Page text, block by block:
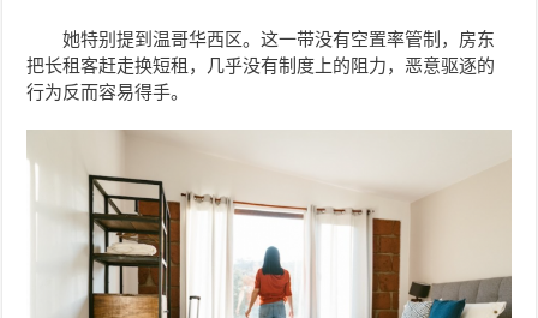
她特别提到温哥华西区。这一带没有空置率管制，房东
把长租客赶走换短租，几乎没有制度上的阻力，恶意驱逐的
行为反而容易得手。